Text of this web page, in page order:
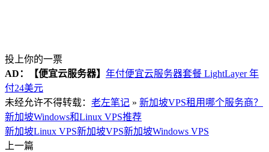
投上你的一票
AD：
【便宜云服务器】 年付便宜云服务器套餐 LightLayer 年
付24美元
未经允许不得转载： 老左笔记 » 新加坡VPS租用哪个服务商？
新加坡Windows和Linux VPS推荐
新加坡Linux VPS新加坡VPS新加坡Windows VPS
上一篇